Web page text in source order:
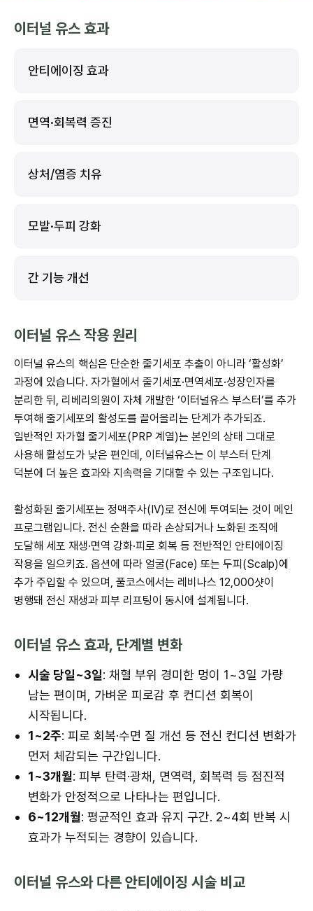
이터널 유스 효과
안티에이징 효과
면역·회복력 증진
상처/염증 치유
모발·두피 강화
간 기능 개선
이터널 유스 작용 원리
이터널 유스의 핵심은 단순한 줄기세포 추출이 아니라 ‘활성화’
과정에 있습니다. 자가혈에서 줄기세포·면역세포·성장인자를
분리한 뒤, 리베리의원이 자체 개발한 ‘이터널유스 부스터’를 추가
투여해 줄기세포의 활성도를 끌어올리는 단계가 추가되죠.
일반적인 자가혈 줄기세포(PRP 계열)는 본인의 상태 그대로
사용해 활성도가 낮은 편인데, 이터널유스는 이 부스터 단계
덕분에 더 높은 효과와 지속력을 기대할 수 있는 구조입니다.
활성화된 줄기세포는 정맥주사(IV)로 전신에 투여되는 것이 메인
프로그램입니다. 전신 순환을 따라 손상되거나 노화된 조직에
도달해 세포 재생·면역 강화·피로 회복 등 전반적인 안티에이징
작용을 일으키죠. 옵션에 따라 얼굴(Face) 또는 두피(Scalp)에
추가 주입할 수 있으며, 풀코스에서는 레비나스 12,000샷이
병행돼 전신 재생과 피부 리프팅이 동시에 설계됩니다.
이터널 유스 효과, 단계별 변화
시술 당일~3일: 채혈 부위 경미한 멍이 1~3일 가량
남는 편이며, 가벼운 피로감 후 컨디션 회복이
시작됩니다.
1~2주: 피로 회복·수면 질 개선 등 전신 컨디션 변화가
먼저 체감되는 구간입니다.
1~3개월: 피부 탄력·광채, 면역력, 회복력 등 점진적
변화가 안정적으로 나타나는 편입니다.
6~12개월: 평균적인 효과 유지 구간. 2~4회 반복 시
효과가 누적되는 경향이 있습니다.
이터널 유스와 다른 안티에이징 시술 비교